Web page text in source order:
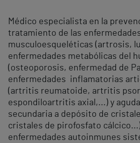
Médico especialista en la
tratamiento de las
musculoesqueléticas (artrosis,
enfermedades metabólicas del
(osteoporosis, enfermedad de
enfermedades inflamatorias
(artritis reumatoide, artritis
espondiloartritis axial,...) y
secundaria a depósito de
cristales de pirofosfato
enfermedades autoinmunes